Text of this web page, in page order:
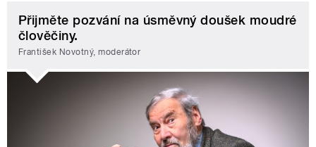
Přijměte pozvání na úsměvný doušek moudré
člověčiny.
František Novotný, moderátor